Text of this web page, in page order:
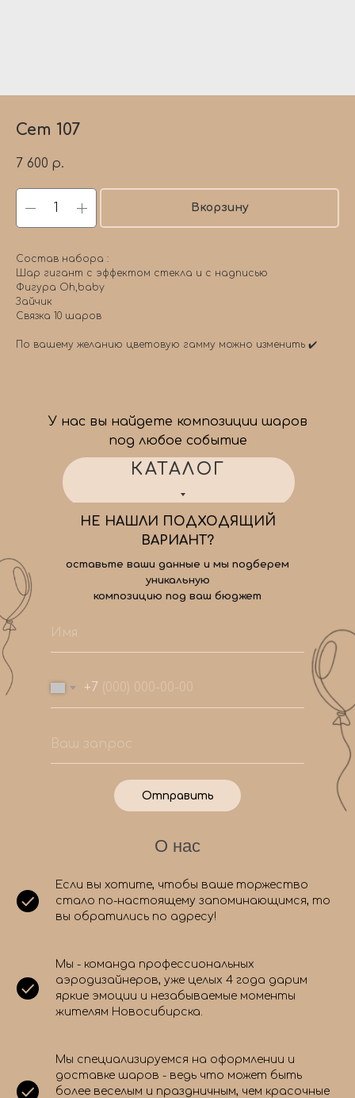
Сет 107
7 600 р.
Вкорзину
Состав набора :
Шар гигант с эффектом стекла и с надписью
Фигура Oh,baby
Зайчик
Связка 10 шаров
По вашему желанию цветовую гамму можно изменить ✔️
КАТАЛОГ
У нас вы найдете композиции шаров
под любое событие
+7
Отправить
НЕ НАШЛИ ПОДХОДЯЩИЙ
ВАРИАНТ?
оставьте ваши данные и мы подберем
уникальную
композицию под ваш бюджет
О нас
Если вы хотите, чтобы ваше торжество
стало по-настоящему запоминающимся, то
вы обратились по адресу!
Мы - команда профессиональных
аэродизайнеров, уже целых 4 года дарим
яркие эмоции и незабываемые моменты
жителям Новосибирска.
Мы специализируемся на оформлении и
доставке шаров - ведь что может быть
более веселым и праздничным, чем красочные